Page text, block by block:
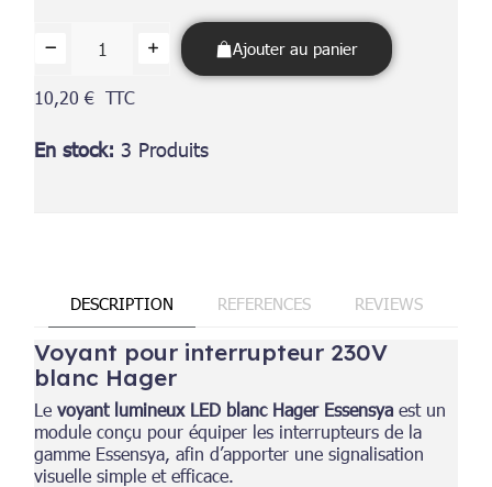
Ajouter au panier
10,20 € TTC
En stock 3 Produits
DESCRIPTION REFERENCES REVIEWS
Voyant pour interrupteur 230V
blanc Hager
Levoyant lumineux LED blanc Hager Essensya est un
module conçu pour équiper les interrupteurs de la
gamme Essensya, afin d’apporter une signalisation
visuelle simple et efficace.